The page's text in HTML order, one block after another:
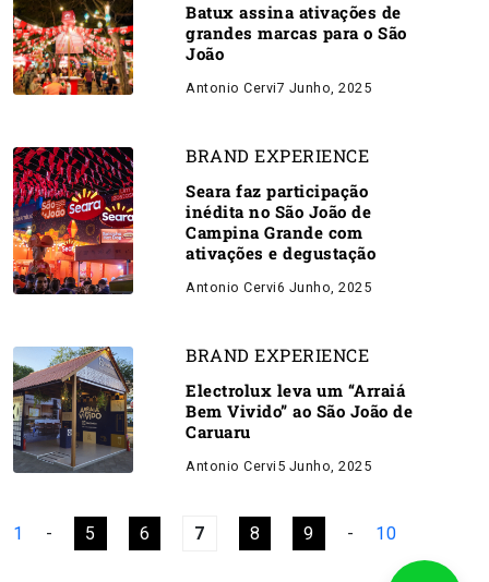
Batux assina ativações de
grandes marcas para o São
João
Antonio Cervi7 Junho, 2025
BRAND EXPERIENCE
Seara faz participação
inédita no São João de
Campina Grande com
ativações e degustação
Antonio Cervi6 Junho, 2025
BRAND EXPERIENCE
Electrolux leva um “Arraiá
Bem Vivido” ao São João de
Caruaru
Antonio Cervi 5 Junho, 2025
1 - 5 6 7 8 9 - 10